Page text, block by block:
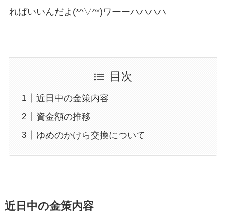
ればいいんだよ(*^▽^*)ワーーハハハハ
目次
近日中の金策内容
資金額の推移
ゆめのかけら交換について
近日中の金策内容